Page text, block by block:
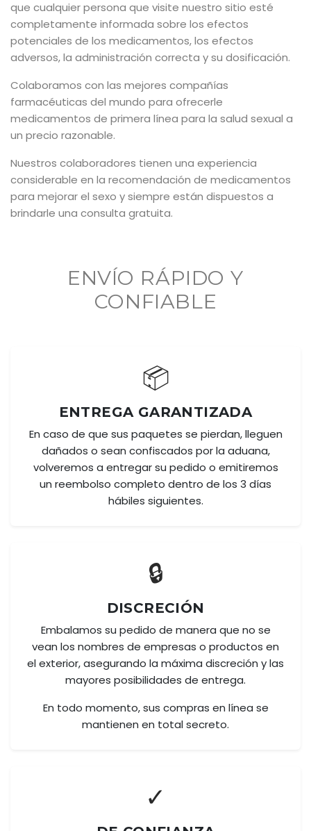
que cualquier persona que visite nuestro sitio esté
completamente informada sobre los efectos
potenciales de los medicamentos, los efectos
adversos, la administración correcta y su dosificación.
Colaboramos con las mejores compañías
farmacéuticas del mundo para ofrecerle
medicamentos de primera línea para la salud sexual a
un precio razonable.
Nuestros colaboradores tienen una experiencia
considerable en la recomendación de medicamentos
para mejorar el sexo y siempre están dispuestos a
brindarle una consulta gratuita.
ENVÍO RÁPIDO Y
CONFIABLE
📦
ENTREGA GARANTIZADA
En caso de que sus paquetes se pierdan, lleguen
dañados o sean confiscados por la aduana,
volveremos a entregar su pedido o emitiremos
un reembolso completo dentro de los 3 días
hábiles siguientes.
🔒
DISCRECIÓN
Embalamos su pedido de manera que no se
vean los nombres de empresas o productos en
el exterior, asegurando la máxima discreción y las
mayores posibilidades de entrega.
En todo momento, sus compras en línea se
mantienen en total secreto.
✓